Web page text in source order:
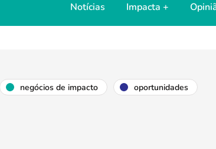
Notícias Impacta +
negócios de impacto oportunidades